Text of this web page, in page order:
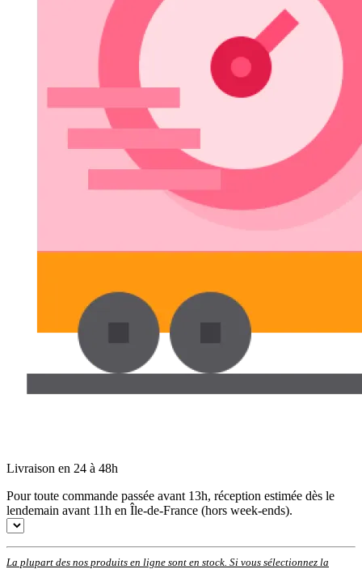
Livraison en 24 à 48h
Pour toute commande passée avant 13h, réception estimée dès le
lendemain avant 11h en Île-de-France (hors week-ends).
La plupart des nos produits en ligne sont en stock. Si vous sélectionnez la